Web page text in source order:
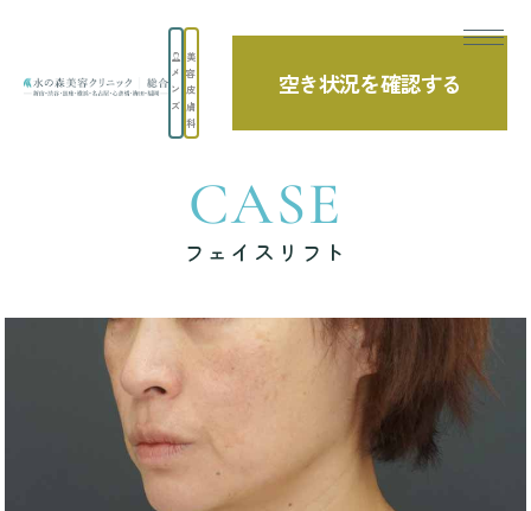
メ
ン
ズ
美
容
皮
膚
科
空き状況を確認する
TOP 症例写真 フェイスリフト
CASE
フェイスリフト